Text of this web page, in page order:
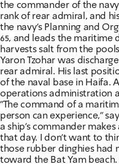
the commander of the
rank of rear admiral, and
the navy's Planning and
65, and leads the
harvests salt from the
Yaron Tzohar was
rear admiral. His last
of the naval base in Haifa.
operations administration
"The command of a
person can experience,"
a ship's commander makes
that day. I don't want to
those rubber dinghies had
toward the Bat Yam